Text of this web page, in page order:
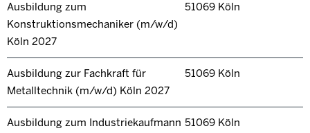
Ausbildung zum
Konstruktionsmechaniker (m/w/d)
Köln 2027
51069 Köln
Ausbildung zur Fachkraft für
Metalltechnik (m/w/d) Köln 2027
51069 Köln
Ausbildung zum Industriekaufmann 51069 Köln